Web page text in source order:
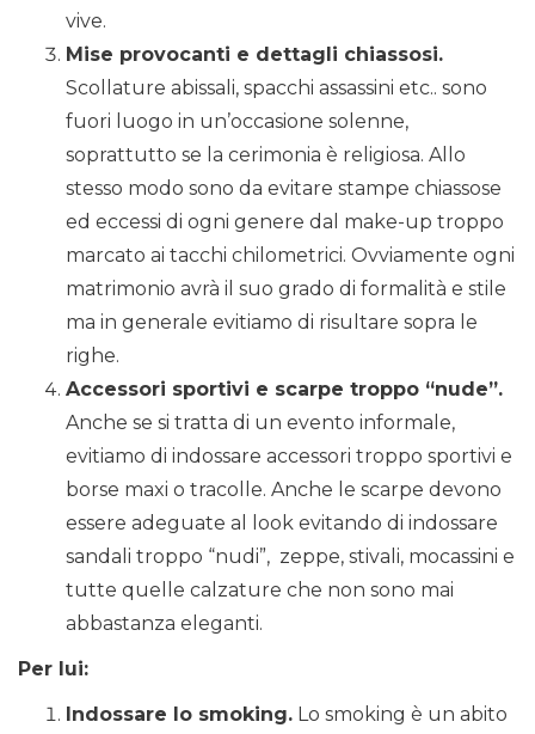
vive.
Mise provocanti e dettagli chiassosi.
Scollature abissali, spacchi assassini etc.. sono
fuori luogo in un’occasione solenne,
soprattutto se la cerimonia è religiosa. Allo
stesso modo sono da evitare stampe chiassose
ed eccessi di ogni genere dal make-up troppo
marcato ai tacchi chilometrici. Ovviamente ogni
matrimonio avrà il suo grado di formalità e stile
ma in generale evitiamo di risultare sopra le
righe.
Accessori sportivi e scarpe troppo “nude”.
Anche se si tratta di un evento informale,
evitiamo di indossare accessori troppo sportivi e
borse maxi o tracolle. Anche le scarpe devono
essere adeguate al look evitando di indossare
sandali troppo “nudi”, zeppe, stivali, mocassini e
tutte quelle calzature che non sono mai
abbastanza eleganti.
Per lui:
Indossare lo smoking. Lo smoking è un abito